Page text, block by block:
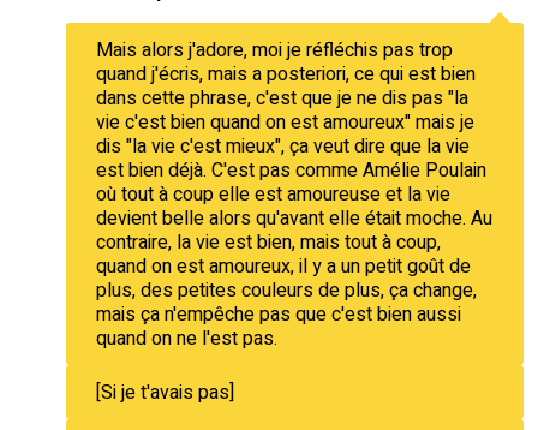
Mais alors j'adore, moi je réfléchis pas trop
quand j'écris, mais a posteriori, ce qui est bien
dans cette phrase, c'est que je ne dis pas "la
vie c'est bien quand on est amoureux" mais je
dis "la vie c'est mieux", ça veut dire que la vie
est bien déjà. C'est pas comme Amélie Poulain
où tout à coup elle est amoureuse et la vie
devient belle alors qu'avant elle était moche. Au
contraire, la vie est bien, mais tout à coup,
quand on est amoureux, il y a un petit goût de
plus, des petites couleurs de plus, ça change,
mais ça n'empêche pas que c'est bien aussi
quand on ne l'est pas.
[Si je t'avais pas]